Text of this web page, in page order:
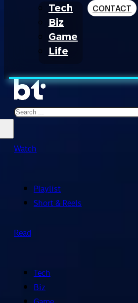
Tech
Biz
Game
Life
CONTACT
Search
Watch
Playlist
Short & Reels
Read
Tech
Biz